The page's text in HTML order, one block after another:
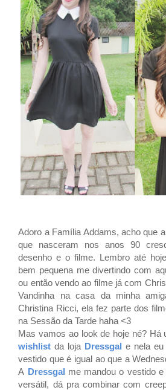
Adoro a Família Addams, acho que
que nasceram nos anos 90
desenho e o filme. Lembro até
bem pequena me divertindo com
ou então vendo ao filme já com
Vandinha na casa da minha
Christina Ricci, ela fez parte dos
na Sessão da Tarde haha <3
Mas vamos ao look de hoje né? Há
wishlist da loja Dressgal e nela
vestido que é igual ao que a
A Dressgal me mandou o vestido
versátil, dá pra combinar com